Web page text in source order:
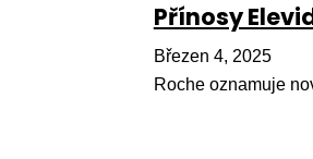
Přínosy
Březen 4, 2025
Roche oznamuje